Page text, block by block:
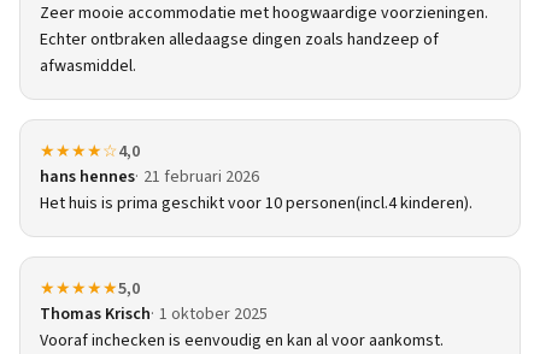
Zeer mooie accommodatie met hoogwaardige voorzieningen.
Echter ontbraken alledaagse dingen zoals handzeep of
afwasmiddel.
★★★★☆4,0
hans hennes 21 februari 2026
Het huis is prima geschikt voor 10 personen(incl.4 kinderen).
★★★★★5,0
Thomas Krisch 1 oktober 2025
Vooraf inchecken is eenvoudig en kan al voor aankomst.